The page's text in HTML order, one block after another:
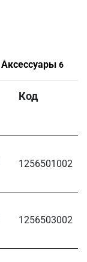
Аксессуары 6
Код
1256501002
1256503002